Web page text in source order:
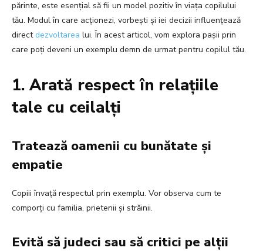
părinte, este esențial să fii un model pozitiv în viața copilului
tău. Modul în care acționezi, vorbești și iei decizii influențează
directdezvoltarea lui. În acest articol, vom explora pașii prin
care poți deveni un exemplu demn de urmat pentru copilul tău.
1. Arată respect în relațiile
tale cu ceilalți
Tratează oamenii cu bunătate și
empatie
Copiii învață respectul prin exemplu. Vor observa cum te
comporți cu familia, prietenii și străinii.
Evită să judeci sau să critici pe alții